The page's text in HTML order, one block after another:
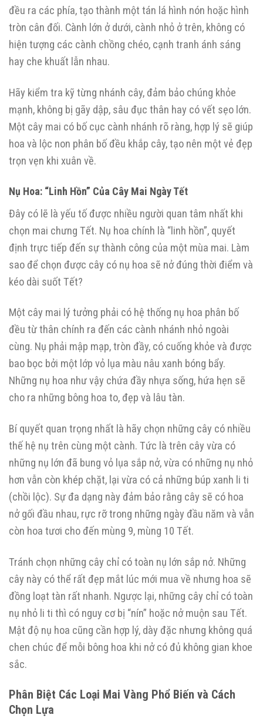
đều ra các phía, tạo thành một tán lá hình nón hoặc hình
tròn cân đối. Cành lớn ở dưới, cành nhỏ ở trên, không có
hiện tượng các cành chồng chéo, cạnh tranh ánh sáng
hay che khuất lẫn nhau.
Hãy kiểm tra kỹ từng nhánh cây, đảm bảo chúng khỏe
mạnh, không bị gãy dập, sâu đục thân hay có vết sẹo lớn.
Một cây mai có bố cục cành nhánh rõ ràng, hợp lý sẽ giúp
hoa và lộc non phân bố đều khắp cây, tạo nên một vẻ đẹp
trọn vẹn khi xuân về.
Nụ Hoa: “Linh Hồn” Của Cây Mai Ngày Tết
Đây có lẽ là yếu tố được nhiều người quan tâm nhất khi
chọn mai chưng Tết. Nụ hoa chính là “linh hồn”, quyết
định trực tiếp đến sự thành công của một mùa mai. Làm
sao để chọn được cây có nụ hoa sẽ nở đúng thời điểm và
kéo dài suốt Tết?
Một cây mai lý tưởng phải có hệ thống nụ hoa phân bố
đều từ thân chính ra đến các cành nhánh nhỏ ngoài
cùng. Nụ phải mập mạp, tròn đầy, có cuống khỏe và được
bao bọc bởi một lớp vỏ lụa màu nâu xanh bóng bẩy.
Những nụ hoa như vậy chứa đầy nhựa sống, hứa hẹn sẽ
cho ra những bông hoa to, đẹp và lâu tàn.
Bí quyết quan trọng nhất là hãy chọn những cây có nhiều
thế hệ nụ trên cùng một cành. Tức là trên cây vừa có
những nụ lớn đã bung vỏ lụa sắp nở, vừa có những nụ nhỏ
hơn vẫn còn khép chặt, lại vừa có cả những búp xanh li ti
(chồi lộc). Sự đa dạng này đảm bảo rằng cây sẽ có hoa
nở gối đầu nhau, rực rỡ trong những ngày đầu năm và vẫn
còn hoa tươi cho đến mùng 9, mùng 10 Tết.
Tránh chọn những cây chỉ có toàn nụ lớn sắp nở. Những
cây này có thể rất đẹp mắt lúc mới mua về nhưng hoa sẽ
đồng loạt tàn rất nhanh. Ngược lại, những cây chỉ có toàn
nụ nhỏ li ti thì có nguy cơ bị “nín” hoặc nở muộn sau Tết.
Mật độ nụ hoa cũng cần hợp lý, dày đặc nhưng không quá
chen chúc để mỗi bông hoa khi nở có đủ không gian khoe
sắc.
Phân Biệt Các Loại Mai Vàng Phổ Biến và Cách
Chọn Lựa